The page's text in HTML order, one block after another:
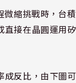
微縮挑戰時，台
接在晶圓運用
成反比，由下圖